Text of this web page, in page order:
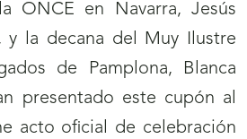
ONCE en Navarra, Jesús
y la decana del Muy Ilustre
de Pamplona, Blanca
presentado este cupón al
acto oficial de celebración